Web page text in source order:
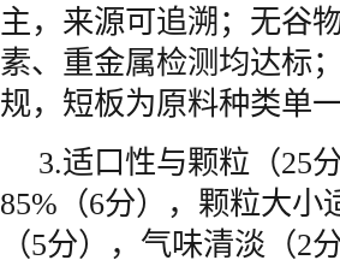
主，来源可追溯；无谷
素、重金属检测均达标
规，短板为原料种类单
3.适口性与颗粒（25
85%（6分），颗粒大
（5分），气味清淡（2